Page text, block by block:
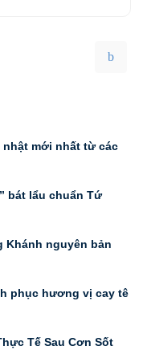
nhật mới nhất từ các
bát lẩu chuẩn Tứ
Khánh nguyên bản
phục hương vị cay tê
Tế Sau Cơn Sốt